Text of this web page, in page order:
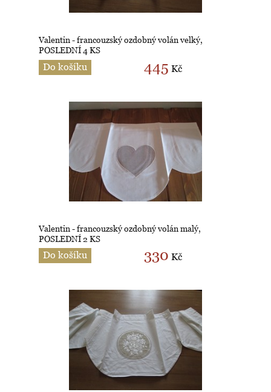
Valentin - francouzský ozdobný volán velký,
POSLEDNÍ 4 KS
Do košíku 445 Kč
Valentin - francouzský ozdobný volán malý,
POSLEDNÍ 2 KS
Do košíku 330 Kč